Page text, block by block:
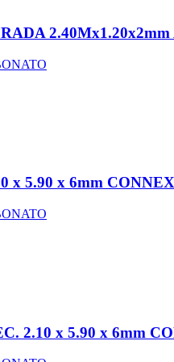
x 5.90 x 6mm
2.10 x 5.90 x 6mm